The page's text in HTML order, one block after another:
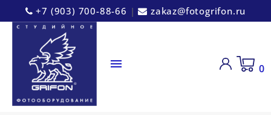
+7 (903) 700-88-66 | zakaz@fotogrifon.ru
 0